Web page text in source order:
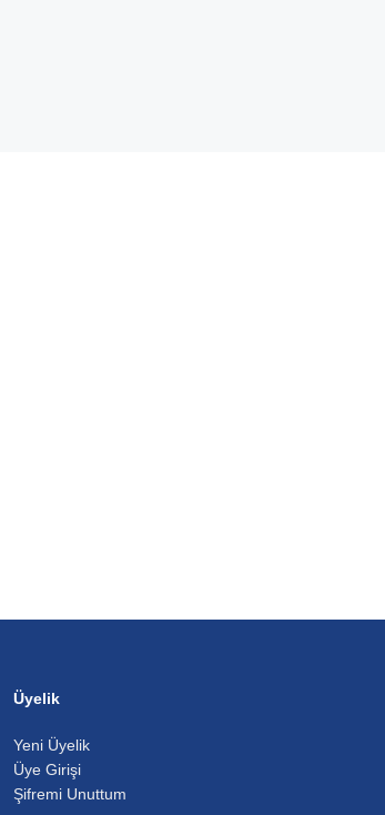
Üyelik
Yeni Üyelik
Üye Girişi
Şifremi Unuttum